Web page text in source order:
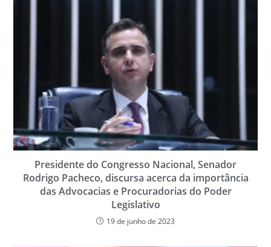
Presidente do Congresso Nacional, Senador
Rodrigo Pacheco, discursa acerca da importância
das Advocacias e Procuradorias do Poder
Legislativo
19 de junho de 2023